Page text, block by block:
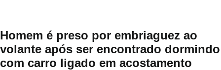
Homem é preso por embriaguez ao
volante após ser encontrado dormindo
com carro ligado em acostamento